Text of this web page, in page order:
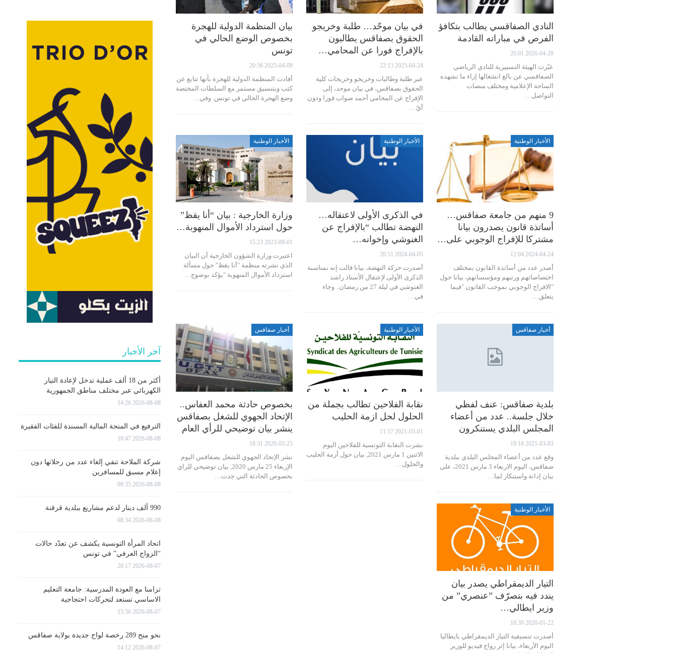
النادي الصفاقسي يطالب بتكافؤ
الفرص في مباراته القادمة
2026-04-28 20:01
عبّرت الهيئة التسييرية للنادي الرياضي
الصفاقسي عن بالغ انشغالها إزاء ما تشهده
الساحة الإعلامية ومختلف منصات
التواصل…
في بيان موحّد… طلبة وخريجو
الحقوق بصفاقس يطالبون
بالإفراج فورا عن المحامي…
2025-04-24 22:13
عبر طلبة وطالبات وخريجو وخريجات كلية
الحقوق بصفاقس، في بيان موحد، إلى
الإفراج عن المحامي أحمد صواب فورا ودون
أيّ…
بيان المنظمة الدولية للهجرة
بخصوص الوضع الحالي في
تونس
2025-04-09 20:56
أفادت المنظمة الدولية للهجرة بأنها تتابع عن
كثب وبتنسيق مستمر مع السلطات المختصة
وضع الهجرة الحالي في تونس. وفي…
الأخبار الوطنية
9 منهم من جامعة صفاقس…
أساتذة قانون يصدرون بيانا
مشتركا للإفراج الوجوبي على…
2024-04-24 12:04
أصدر عدد من أساتذة القانون بمختلف
اختصاصاتهم ورتبهم ومؤسساتهم، بيانا حول
"الافراج الوجوبي بموجب القانون "فيما
يتعلق…
الأخبار الوطنية
في الذكرى الأولى لاعتقاله…
النهضة تطالب “بالإفراج عن
الغنوشي وإخوانه…
2024-04-05 20:51
أصدرت حركة النهضة، بيانا قالت إنه بمناسبة
الذكرى الأولى لإعتقال الأستاذ راشد
الغنوشي في ليلة 27 من رمضان . وجاء
في…
الأخبار الوطنية
وزارة الخارجية : بيان “أنا يقظ”
حول استرداد الأموال المنهوبة…
2023-09-01 15:23
اعتبرت وزارة الشؤون الخارجية أن البيان
الذي نشرته منظمة "أنا يقظ" حول مسألة
استرداد الأموال المنهوبة "يؤكد بوضوح…
أخبار صفاقس
بلدية صفاقس: عنف لفظي
خلال جلسة.. عدد من أعضاء
المجلس البلدي يستنكرون
2021-03-03 18:18
وقع عدد من أعضاء المجلس البلدي ببلدية
صفاقس، اليوم الاربعاء 3 مارس 2021، على
بيان إدانة واستنكار لما…
الأخبار الوطنية
نقابة الفلاحين تطالب بجملة من
الحلول لحل ازمة الحليب
2021-03-01 11:57
نشرت النقابة التونسية للفلاحين اليوم
الاثنين 1 مارس 2021, بيان حول أزمة الحليب
والحلول…
أخبار صفاقس
بخصوص حادثة محمد العفاس..
الإتحاد الجهوي للشغل بصفاقس
ينشر بيان توضيحي للرأي العام
2020-03-25 18:31
نشر الإتحاد الجهوي للشغل بصفاقس اليوم
الإربعاء 25 مارس 2020, بيان توضيحي للراي
بخصوص الحادثة التي جدت…
الأخبار الوطنية
التيار الديمقراطي يصدر بيان
يندد فيه بتصرّف ”عنصري” من
وزير ايطالي…
2020-01-22 18:39
أصدرت تنسيقية التيار الديمقراطي بايطاليا
اليوم الأربعاء، بيانا إثر رواج فيديو للوزير
آخر الأخبار
أكثر من 18 ألف عملية تدخل لإعادة التيار
الكهربائي عبر مختلف مناطق الجمهورية
2026-08-08 14:26
الترفيع في المنحة المالية المسندة للفئات الفقيرة
2026-08-08 10:47
شركة الملاحة تنفي إلغاء عدد من رحلاتها دون
إعلام مسبق للمسافرين
2026-08-08 09:35
990 ألف دينار لدعم مشاريع ببلدية قرقنة
2026-08-08 08:34
اتحاد المرأة التونسية يكشف عن تعدّد حالات
“الزواج العرفي” في تونس
2026-08-07 20:17
تزامنا مع العودة المدرسية: جامعة التعليم
الاساسي تستعد لتحركات احتجاجية
2026-08-07 15:36
نحو منح 289 رخصة لواج جديدة بولاية صفاقس
2026-08-07 14:12